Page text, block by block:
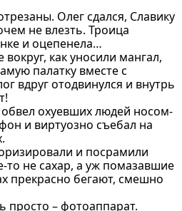
Олег сдался, Славику
не влезть. Троица
и оцепенела…
как уносили мангал,
палатку вместе с
вдруг отодвинулся и внутрь
обвел охуевших людей носом-
и виртуозно съебал на
и посрамили
то не сахар, а уж помазавшие
прекрасно бегают, смешно
просто – фотоаппарат.